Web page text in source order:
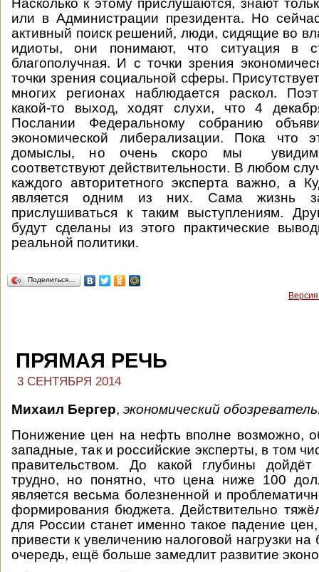
Насколько к этому прислушаются, знают
или в Администрации президента. Но
активный поиск решений, люди, сидящие во
идиоты, они понимают, что ситуация в
благополучная. И с точки зрения
точки зрения социальной сферы.
многих регионах наблюдается раскол.
какой-то выход, ходят слухи, что 4
Послании Федеральному собранию
экономической либерализации. Пока что
домыслы, но очень скоро мы увидим,
соответствуют действительности. В любом
каждого авторитетного эксперта важно, а
является одним из них. Сама жизнь
прислушиваться к таким выступлениям.
будут сделаны из этого практические
реальной политики.
Поделиться…
ПРЯМАЯ РЕЧЬ
3 СЕНТЯБРЯ 2014
Михаил Бергер, экономический
Понижение цен на нефть вполне возможно,
западные, так и российские эксперты, в том
правительством. До какой глубины дойдёт
трудно, но понятно, что цена ниже 100
является весьма болезненной и
формирования бюджета. Действительно
для России станет именно такое падение
привести к увеличению налоговой нагрузки на
очередь, ещё больше замедлит развитие